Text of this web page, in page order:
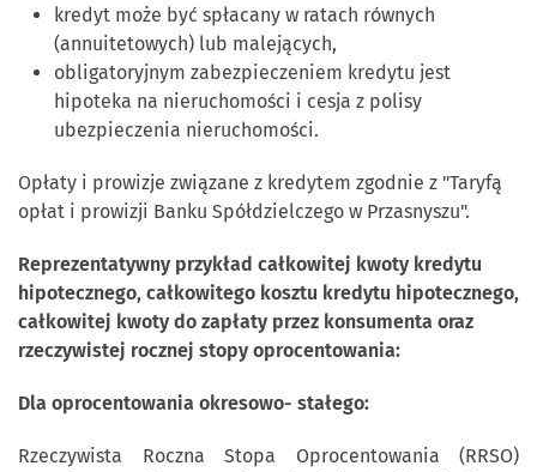
kredyt może być spłacany w ratach równych
(annuitetowych) lub malejących,
obligatoryjnym zabezpieczeniem kredytu jest
hipoteka na nieruchomości i cesja z polisy
ubezpieczenia nieruchomości.
Opłaty i prowizje związane z kredytem zgodnie z "Taryfą
opłat i prowizji Banku Spółdzielczego w Przasnyszu".
Reprezentatywny przykład całkowitej kwoty kredytu
hipotecznego, całkowitego kosztu kredytu hipotecznego,
całkowitej kwoty do zapłaty przez konsumenta oraz
rzeczywistej rocznej stopy oprocentowania:
Dla oprocentowania okresowo- stałego:
Rzeczywista Roczna Stopa Oprocentowania (RRSO)